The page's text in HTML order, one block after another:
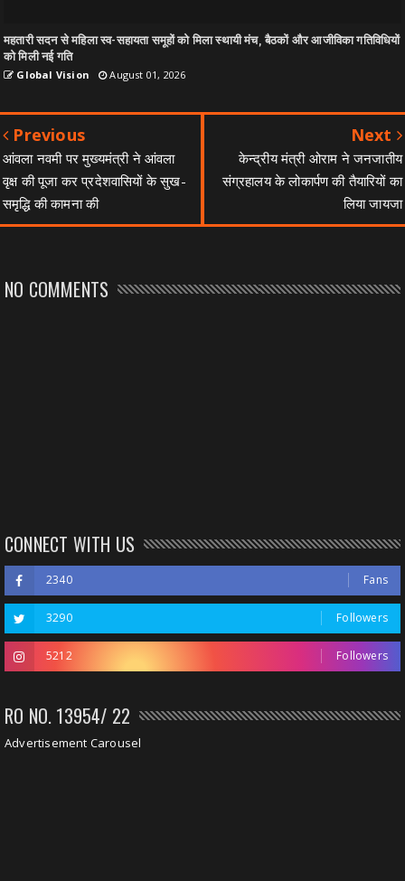
महतारी सदन से महिला स्व-सहायता समूहों को मिला स्थायी मंच, बैठकों और आजीविका गतिविधियों
को मिली नई गति
Global Vision August 01, 2026
Previous
आंवला नवमी पर मुख्यमंत्री ने आंवला
वृक्ष की पूजा कर प्रदेशवासियों के सुख-
समृद्धि की कामना की
Next
केन्द्रीय मंत्री ओराम ने जनजातीय
संग्रहालय के लोकार्पण की तैयारियों का
लिया जायजा
NO COMMENTS
CONNECT WITH US
2340 Fans
3290 Followers
5212 Followers
RO NO. 13954/ 22
Advertisement Carousel